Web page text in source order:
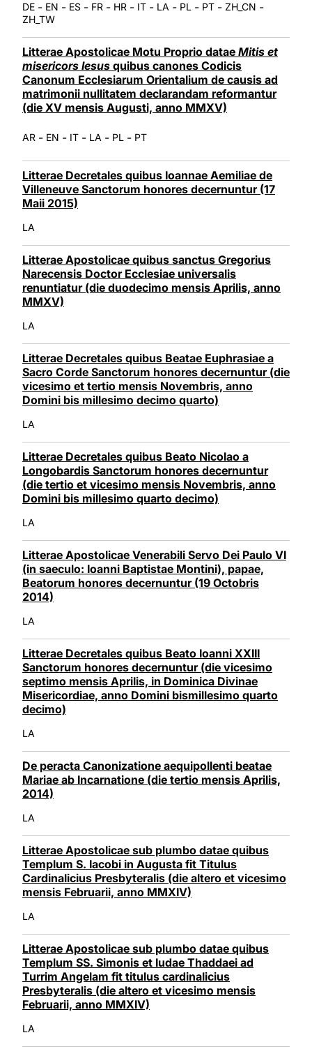
DE - EN - ES - FR - HR - IT - LA - PL - PT - ZH_CN -
ZH_TW
Litterae Apostolicae Motu Proprio datae Mitis et
misericors Iesus quibus canones Codicis
Canonum Ecclesiarum Orientalium de causis ad
matrimonii nullitatem declarandam reformantur
(die XV mensis Augusti, anno MMXV)
AR - EN - IT - LA - PL - PT
Litterae Decretales quibus Ioannae Aemiliae de
Villeneuve Sanctorum honores decernuntur (17
Maii 2015)
LA
Litterae Apostolicae quibus sanctus Gregorius
Narecensis Doctor Ecclesiae universalis
renuntiatur (die duodecimo mensis Aprilis, anno
MMXV)
LA
Litterae Decretales quibus Beatae Euphrasiae a
Sacro Corde Sanctorum honores decernuntur (die
vicesimo et tertio mensis Novembris, anno
Domini bis millesimo decimo quarto)
LA
Litterae Decretales quibus Beato Nicolao a
Longobardis Sanctorum honores decernuntur
(die tertio et vicesimo mensis Novembris, anno
Domini bis millesimo quarto decimo)
LA
Litterae Apostolicae Venerabili Servo Dei Paulo VI
(in saeculo: Ioanni Baptistae Montini), papae,
Beatorum honores decernuntur (19 Octobris
2014)
LA
Litterae Decretales quibus Beato Ioanni XXIII
Sanctorum honores decernuntur (die vicesimo
septimo mensis Aprilis, in Dominica Divinae
Misericordiae, anno Domini bismillesimo quarto
decimo)
LA
De peracta Canonizatione aequipollenti beatae
Mariae ab Incarnatione (die tertio mensis Aprilis,
2014)
LA
Litterae Apostolicae sub plumbo datae quibus
Templum S. Iacobi in Augusta fit Titulus
Cardinalicius Presbyteralis (die altero et vicesimo
mensis Februarii, anno MMXIV)
LA
Litterae Apostolicae sub plumbo datae quibus
Templum SS. Simonis et Iudae Thaddaei ad
Turrim Angelam fit titulus cardinalicius
Presbyteralis (die altero et vicesimo mensis
Februarii, anno MMXIV)
LA